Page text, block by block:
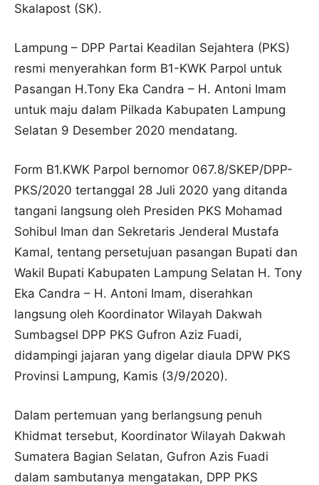
Skalapost (SK).
Lampung – DPP Partai Keadilan Sejahtera (PKS)
resmi menyerahkan form B1-KWK Parpol untuk
Pasangan H.Tony Eka Candra – H. Antoni Imam
untuk maju dalam Pilkada Kabupaten Lampung
Selatan 9 Desember 2020 mendatang.
Form B1.KWK Parpol bernomor 067.8/SKEP/DPP-
PKS/2020 tertanggal 28 Juli 2020 yang ditanda
tangani langsung oleh Presiden PKS Mohamad
Sohibul Iman dan Sekretaris Jenderal Mustafa
Kamal, tentang persetujuan pasangan Bupati dan
Wakil Bupati Kabupaten Lampung Selatan H. Tony
Eka Candra – H. Antoni Imam, diserahkan
langsung oleh Koordinator Wilayah Dakwah
Sumbagsel DPP PKS Gufron Aziz Fuadi,
didampingi jajaran yang digelar diaula DPW PKS
Provinsi Lampung, Kamis (3/9/2020).
Dalam pertemuan yang berlangsung penuh
Khidmat tersebut, Koordinator Wilayah Dakwah
Sumatera Bagian Selatan, Gufron Azis Fuadi
dalam sambutanya mengatakan, DPP PKS